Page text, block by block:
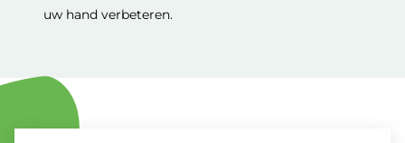
uw hand verbeteren.